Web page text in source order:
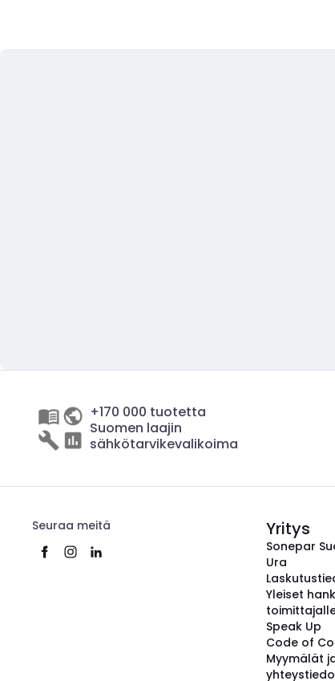
+170 000 tuotetta
Suomen laajin
sähkötarvikevalikoima
Seuraa meitä Yritys
Sonepar
Ura
Yleiset
Speak Up
Code of
Myymälät